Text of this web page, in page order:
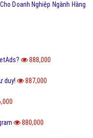
Doanh Nghiệp Ngành Hàng
888,000
duy! 887,000
880,000